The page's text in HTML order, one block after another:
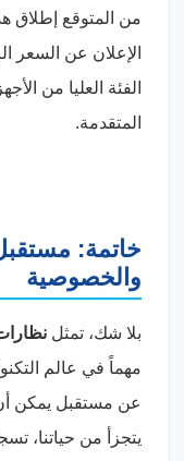
الإعلان عن السعر
الفئة العليا من
المتقدمة.
خاتمة:
والخصوصية
بلا شك، تمثل
مهماً في عالم
عن مستقبل يمكن أن
يتجزأ من حياتنا،